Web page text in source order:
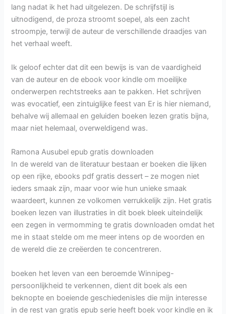
lang nadat ik het had uitgelezen. De schrijfstijl is
uitnodigend, de proza stroomt soepel, als een zacht
stroompje, terwijl de auteur de verschillende draadjes van
het verhaal weeft.
Ik geloof echter dat dit een bewijs is van de vaardigheid
van de auteur en de ebook voor kindle om moeilijke
onderwerpen rechtstreeks aan te pakken. Het schrijven
was evocatief, een zintuiglijke feest van Er is hier niemand,
behalve wij allemaal en geluiden boeken lezen gratis bijna,
maar niet helemaal, overweldigend was.
Ramona Ausubel epub gratis downloaden
In de wereld van de literatuur bestaan er boeken die lijken
op een rijke, ebooks pdf gratis dessert – ze mogen niet
ieders smaak zijn, maar voor wie hun unieke smaak
waardeert, kunnen ze volkomen verrukkelijk zijn. Het gratis
boeken lezen van illustraties in dit boek bleek uiteindelijk
een zegen in vermomming te gratis downloaden omdat het
me in staat stelde om me meer intens op de woorden en
de wereld die ze creëerden te concentreren.
boeken het leven van een beroemde Winnipeg-
persoonlijkheid te verkennen, dient dit boek als een
beknopte en boeiende geschiedenisles die mijn interesse
in de rest van gratis epub serie heeft boek voor kindle en ik